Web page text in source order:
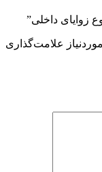
زوایای داخلی”
علامت‌گذاری